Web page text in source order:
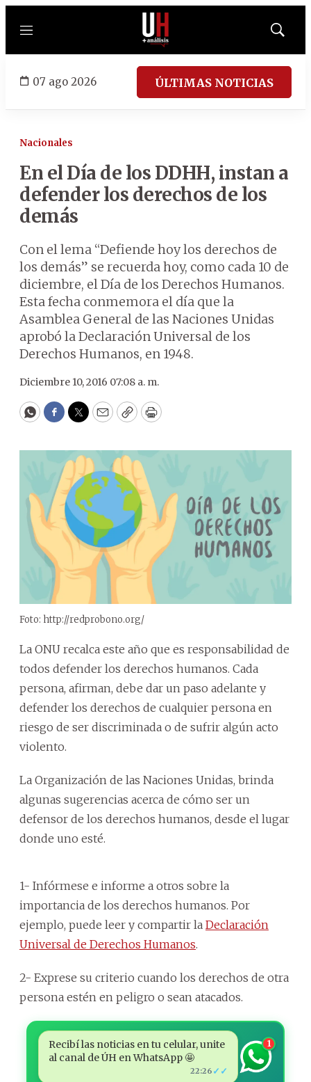
Menú
Mostrar
07 ago 2026 ÚLTIMAS NOTICIAS
Nacionales
En el Día de los DDHH, instan a
defender los derechos de los
demás
Con el lema “Defiende hoy los derechos de
los demás” se recuerda hoy, como cada 10 de
diciembre, el Día de los Derechos Humanos.
Esta fecha conmemora el día que la
Asamblea General de las Naciones Unidas
aprobó la Declaración Universal de los
Derechos Humanos, en 1948.
Diciembre 10, 2016 07:08 a. m.
WhatsApp
Facebook
Twitter
EmailCopyPrint
Foto: http://redprobono.org/
La ONU recalca este año que es responsabilidad de
todos defender los derechos humanos. Cada
persona, afirman, debe dar un paso adelante y
defender los derechos de cualquier persona en
riesgo de ser discriminada o de sufrir algún acto
violento.
La Organización de las Naciones Unidas, brinda
algunas sugerencias acerca de cómo ser un
defensor de los derechos humanos, desde el lugar
donde uno esté.
1- Infórmese e informe a otros sobre la
importancia de los derechos humanos. Por
ejemplo, puede leer y compartir la Declaración
Universal de Derechos Humanos.
2- Exprese su criterio cuando los derechos de otra
persona estén en peligro o sean atacados.
Recibí las noticias en tu celular, unite
al canal de ÚH en WhatsApp 🤩
22:26 ✓✓
1